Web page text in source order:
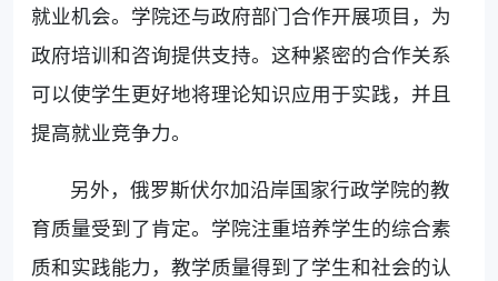
就业机会。学院还与政府部门合作开展项目，为
政府培训和咨询提供支持。这种紧密的合作关系
可以使学生更好地将理论知识应用于实践，并且
提高就业竞争力。
另外，俄罗斯伏尔加沿岸国家行政学院的教
育质量受到了肯定。学院注重培养学生的综合素
质和实践能力，教学质量得到了学生和社会的认